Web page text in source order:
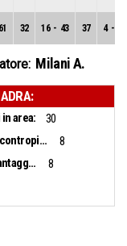
61 32 16 - 43 37 4 -
Milani A.
area:
30
Punti in contropiede:
8
Maggior vantaggio:
8